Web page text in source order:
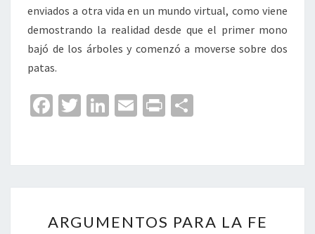
enviados a otra vida en un mundo virtual, como viene
demostrando la realidad desde que el primer mono
bajó de los árboles y comenzó a moverse sobre dos
patas.
Fa
o
o
k
T
er
Li
dI
n
E
l
Pr
p
ar
tir
PARA
ARGUMENTOS PARA LA FE